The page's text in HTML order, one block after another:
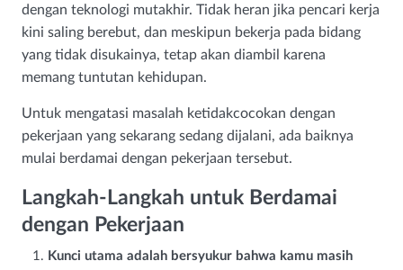
dengan teknologi mutakhir. Tidak heran jika pencari kerja
kini saling berebut, dan meskipun bekerja pada bidang
yang tidak disukainya, tetap akan diambil karena
memang tuntutan kehidupan.
Untuk mengatasi masalah ketidakcocokan dengan
pekerjaan yang sekarang sedang dijalani, ada baiknya
mulai berdamai dengan pekerjaan tersebut.
Langkah-Langkah untuk Berdamai
dengan Pekerjaan
Kunci utama adalah bersyukur bahwa kamu masih